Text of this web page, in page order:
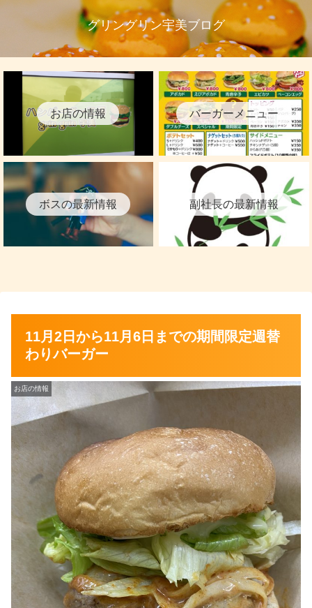
グリングリン宇美ブログ
お店の情報 バーガーメニュー
ボスの最新情報 副社長の最新情報
11月2日から11月6日までの期間限定週替
わりバーガー
お店の情報